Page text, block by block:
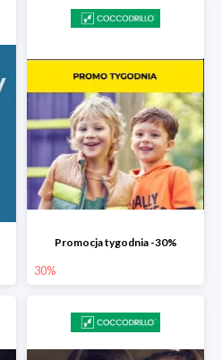
Promocja tygodnia -30%
30%